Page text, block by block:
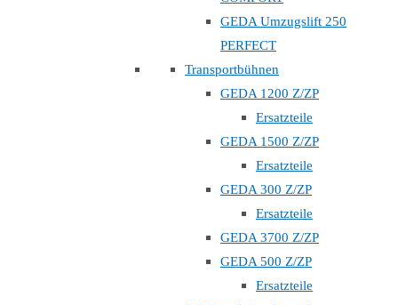
GEDA Umzugslift 250
PERFECT
Transportbühnen
GEDA 1200 Z/ZP
Ersatzteile
GEDA 1500 Z/ZP
Ersatzteile
GEDA 300 Z/ZP
Ersatzteile
GEDA 3700 Z/ZP
GEDA 500 Z/ZP
Ersatzteile